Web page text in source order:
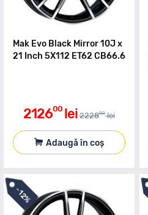
Mak Evo Black Mirror 10J x
21 Inch 5X112 ET62 CB66.6
212600 lei 222800 lei
Adaugă în coș
-12%